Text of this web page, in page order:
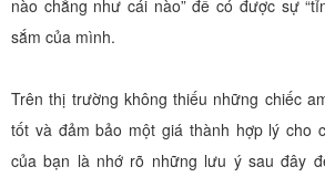
nào chẳng như cái nào” để có được sự
sắm của mình.
Trên thị trường không thiếu những chiếc
tốt và đảm bảo một giá thành hợp lý cho
của bạn là nhớ rõ những lưu ý sau đây